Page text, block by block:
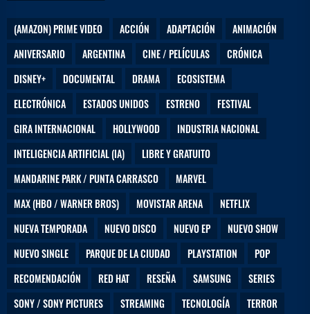
(AMAZON) PRIME VIDEO ACCIÓN ADAPTACIÓN
ANIMACIÓN
ANIVERSARIO
ARGENTINA CINE / PELÍCULAS
CRÓNICA
DISNEY+
DOCUMENTAL DRAMA
ECOSISTEMA
ELECTRÓNICA
ESTADOS UNIDOS ESTRENO
FESTIVAL
GIRA INTERNACIONAL
HOLLYWOOD
INDUSTRIA NACIONAL
INTELIGENCIA ARTIFICIAL (IA)
LIBRE Y GRATUITO
MANDARINE PARK / PUNTA CARRASCO
MARVEL
MAX (HBO / WARNER BROS)
MOVISTAR ARENA
NETFLIX
NUEVA TEMPORADA
NUEVO DISCO NUEVO EP
NUEVO SHOW
NUEVO SINGLE
PARQUE DE LA CIUDAD PLAYSTATION
POP
RECOMENDACIÓN
RED HAT RESEÑA SAMSUNG
SERIES
SONY / SONY PICTURES
STREAMING TECNOLOGÍA
TERROR